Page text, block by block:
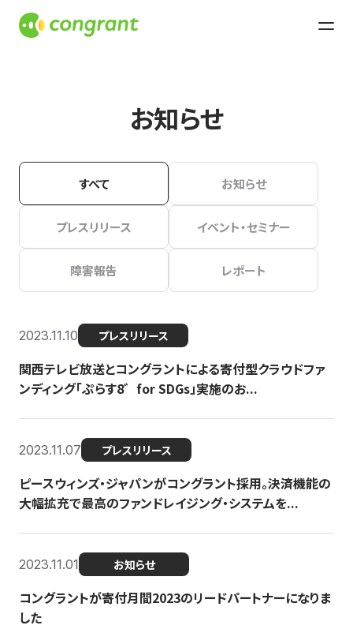
お知らせ
すべて お知らせ
プレスリリース イベント・セミナー
障害報告 レポート
2023.11.10 プレスリリース
関西テレビ放送とコングラントによる寄付型クラウドファ
ンディング「ぷらす8゛for SDGs」実施のお...
2023.11.07 プレスリリース
ピースウィンズ・ジャパンがコングラント採用。決済機能の
大幅拡充で最高のファンドレイジング・システムを...
2023.11.01 お知らせ
コングラントが寄付月間2023のリードパートナーになりま
した